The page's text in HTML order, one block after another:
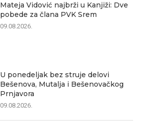
Mateja Vidović najbrži u Kanjiži: Dve
pobede za člana PVK Srem
09.08.2026.
U ponedeljak bez struje delovi
Bešenova, Mutalja i Bešenovačkog
Prnjavora
09.08.2026.